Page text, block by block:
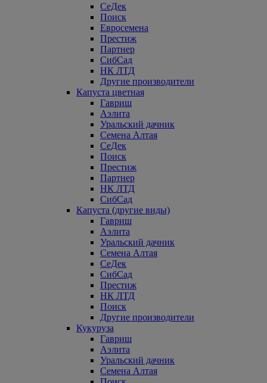
СеДек
Поиск
Евросемена
Престиж
Партнер
СибСад
НК ЛТД
Другие производители
Капуста цветная
Гавриш
Аэлита
Уральский дачник
Семена Алтая
СеДек
Поиск
Престиж
Партнер
НК ЛТД
СибСад
Капуста (другие виды)
Гавриш
Аэлита
Уральский дачник
Семена Алтая
СеДек
СибСад
Престиж
НК ЛТД
Поиск
Другие производители
Кукуруза
Гавриш
Аэлита
Уральский дачник
Семена Алтая